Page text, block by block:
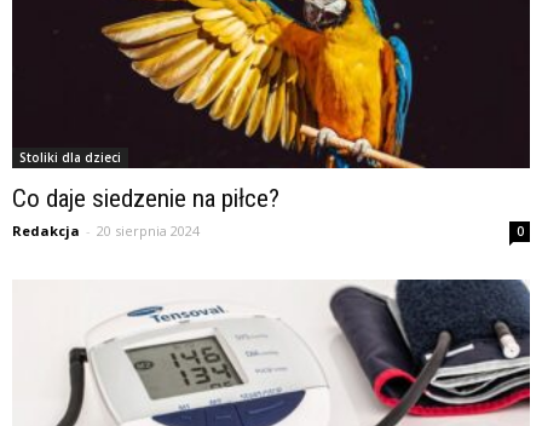
Stoliki dla dzieci
Co daje siedzenie na piłce?
Redakcja - 20 sierpnia 2024 0